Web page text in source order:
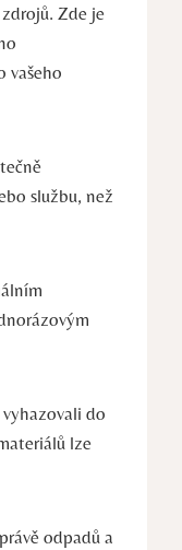
Zde je
vašeho‍
⁢službu, než
do
lze
odpadů ⁤a